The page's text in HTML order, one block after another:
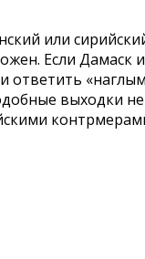
или
Если Дамаск
ответить
выходки не